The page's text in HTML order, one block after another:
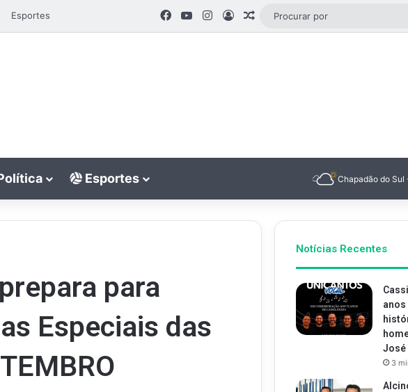
Esportes Facebook
YouTubeInstagram
EntrarArtigo aleatório
Esportes Chapadão do Sul
para
Especiais das
Notícias Recentes
José
3